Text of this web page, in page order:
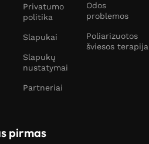
Privatumo
politika
Slapukai
Slapukų
nustatymai
Partneriai
Odos
problemos
Poliarizuotos
šviesos terapija
pirmas